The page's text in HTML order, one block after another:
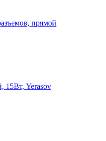
прямой
15Вт, Yerasov